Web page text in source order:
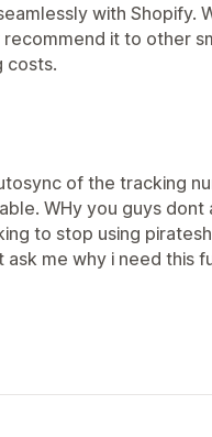
with Shopify.
it to other
costs.
of the tracking
WHy you guys dont
to stop using
me why i need this